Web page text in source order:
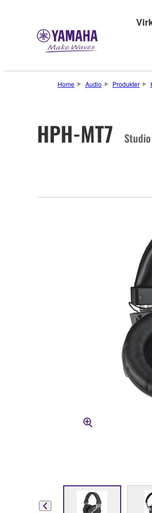
Home Audio Produkter
HPH-MT7